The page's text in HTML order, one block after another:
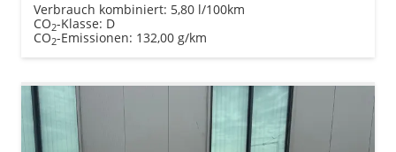
Verbrauch kombiniert: 5,80 l/100km
CO2-Klasse: D
CO2-Emissionen: 132,00 g/km